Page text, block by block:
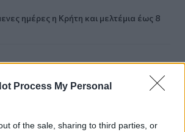
Process My Personal
of the sale, sharing to third parties, or
ημέρες η Κρήτη και μελτέμια έως 8
κτίριο στο Μοσχάτο